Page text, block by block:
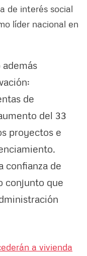
de interés social
líder nacional en
de
del 33
proyectos e
confianza de
conjunto que
a vivienda